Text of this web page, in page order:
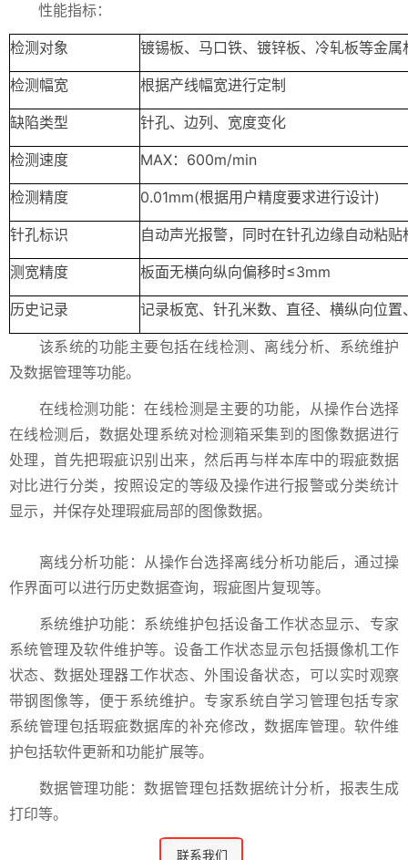
性能指标：
检测对象 镀锡板、马口铁、镀锌板、冷轧板等金属
检测幅宽 根据产线幅宽进行定制
缺陷类型 针孔、边列、宽度变化
检测速度 MAX：600m/min
检测精度 0.01mm(根据用户精度要求进行设计)
针孔标识 自动声光报警，同时在针孔边缘自动粘贴
测宽精度 板面无横向纵向偏移时≤3mm
历史记录 记录板宽、针孔米数、直径、横纵向位置
该系统的功能主要包括在线检测、离线分析、系统维护
及数据管理等功能。
在线检测功能：在线检测是主要的功能，从操作台选择
在线检测后，数据处理系统对检测箱采集到的图像数据进行
处理，首先把瑕疵识别出来，然后再与样本库中的瑕疵数据
对比进行分类，按照设定的等级及操作进行报警或分类统计
显示，并保存处理瑕疵局部的图像数据。
离线分析功能：从操作台选择离线分析功能后，通过操
作界面可以进行历史数据查询，瑕疵图片复现等。
系统维护功能：系统维护包括设备工作状态显示、专家
系统管理及软件维护等。设备工作状态显示包括摄像机工作
状态、数据处理器工作状态、外围设备状态，可以实时观察
带钢图像等，便于系统维护。专家系统自学习管理包括专家
系统管理包括瑕疵数据库的补充修改，数据库管理。软件维
护包括软件更新和功能扩展等。
数据管理功能：数据管理包括数据统计分析，报表生成
打印等。
联系我们